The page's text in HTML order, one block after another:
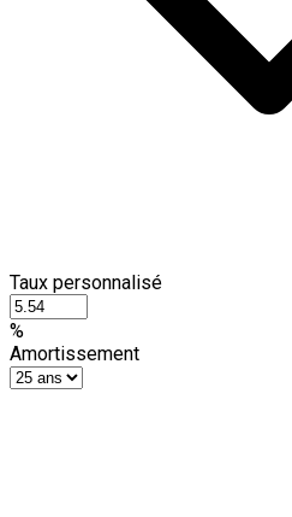
Taux personnalisé
%
Amortissement